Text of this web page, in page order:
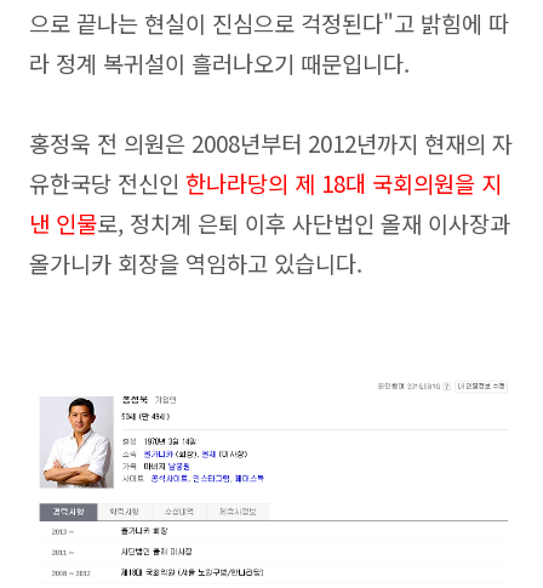
으로 끝나는 현실이 진심으로 걱정된다"고 밝힘에 따
라 정계 복귀설이 흘러나오기 때문입니다.
홍정욱 전 의원은 2008년부터 2012년까지 현재의 자
유한국당 전신인 한나라당의 제 18대 국회의원을 지
낸 인물로, 정치계 은퇴 이후 사단법인 올재 이사장과
올가니카 회장을 역임하고 있습니다.